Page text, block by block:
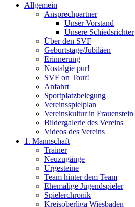
Allgemein
Ansprechpartner
Unser Vorstand
Unsere Schiedsrichter
Über den SVF
Geburtstage/Jubiläen
Erinnerung
Nostalgie pur!
SVF on Tour!
Anfahrt
Sportplatzbelegung
Vereinsspielplan
Vereinskultur in Frauenstein
Bildergalerie des Vereins
Videos des Vereins
1. Mannschaft
Trainer
Neuzugänge
Urgesteine
Team hinter dem Team
Ehemalige Jugendspieler
Spielerchronik
Kreisoberliga Wiesbaden